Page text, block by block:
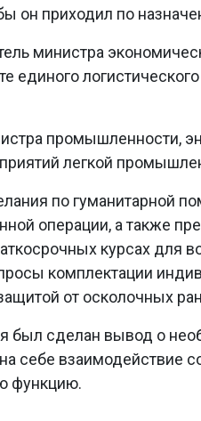
он приходил по
министра
единого
промышленности,
легкой
по гуманитарной
операции, а также
курсах для
комплектации
от осколочных
был сделан вывод о
себе взаимодействие
функцию.